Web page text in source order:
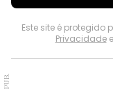
Este site é protegido
Privacidade
PUB.